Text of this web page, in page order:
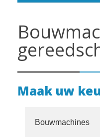
Maak uw
Bouwmachines